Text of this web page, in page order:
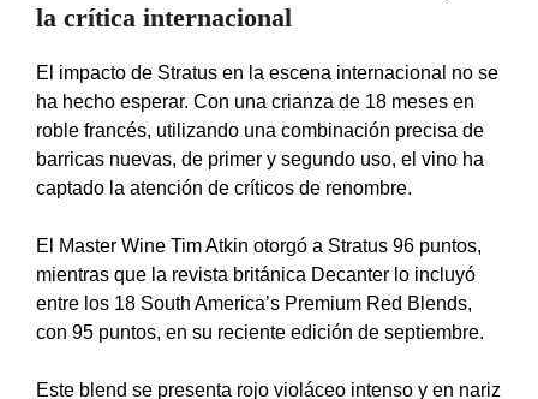
la crítica internacional
El impacto de Stratus en la escena internacional no se
ha hecho esperar. Con una crianza de 18 meses en
roble francés, utilizando una combinación precisa de
barricas nuevas, de primer y segundo uso, el vino ha
captado la atención de críticos de renombre.
El Master Wine Tim Atkin otorgó a Stratus 96 puntos,
mientras que la revista británica Decanter lo incluyó
entre los 18 South America’s Premium Red Blends,
con 95 puntos, en su reciente edición de septiembre.
Este blend se presenta rojo violáceo intenso y en nariz